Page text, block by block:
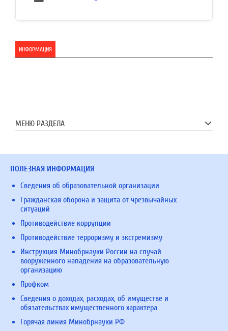
ИНФОРМАЦИЯ
МЕНЮ РАЗДЕЛА
ПОЛЕЗНАЯ ИНФОРМАЦИЯ
Сведения об образовательной организации
Гражданская оборона и защита от чрезвычайных
ситуаций
Противодействие коррупции
Противодействие терроризму и экстремизму
Инструкция Минобрнауки России на случай
вооруженного нападения на образовательную
организацию
Профком
Сведения о доходах, расходах, об имуществе и
обязательствах имущественного характера
Горячая линия Минобрнауки РФ